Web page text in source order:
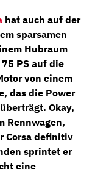
hat auch auf der
sparsamen
Hubraum
75 PS auf die
von einem
das die Power
Okay,
Rennwagen,
Corsa definitiv
sprintet er
eine